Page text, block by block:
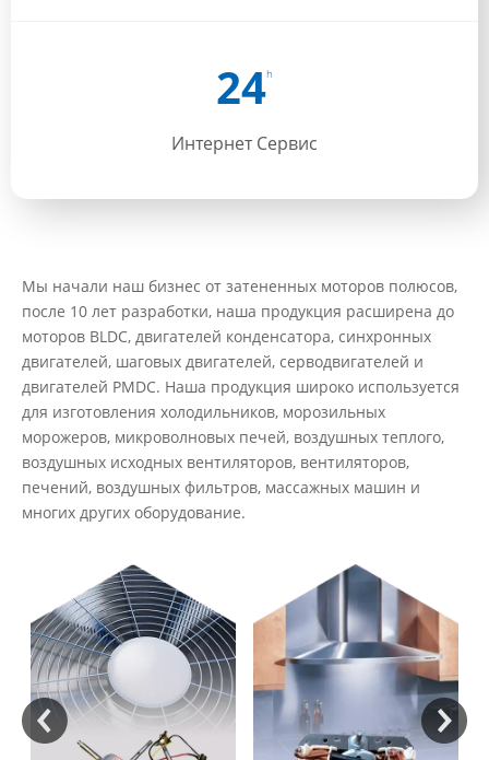
24h
Интернет Сервис
Мы начали наш бизнес от затененных моторов полюсов,
после 10 лет разработки, наша продукция расширена до
моторов BLDC, двигателей конденсатора, синхронных
двигателей, шаговых двигателей, серводвигателей и
двигателей PMDC. Наша продукция широко используется
для изготовления холодильников, морозильных
морожеров, микроволновых печей, воздушных теплого,
воздушных исходных вентиляторов, вентиляторов,
печений, воздушных фильтров, массажных машин и
многих других оборудование.